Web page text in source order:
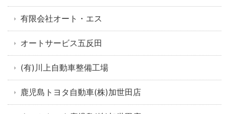
有限会社オート・エス
オートサービス五反田
(有)川上自動車整備工場
鹿児島トヨタ自動車(株)加世田店